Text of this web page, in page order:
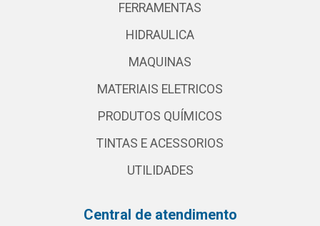
FERRAMENTAS
HIDRAULICA
MAQUINAS
MATERIAIS ELETRICOS
PRODUTOS QUÍMICOS
TINTAS E ACESSORIOS
UTILIDADES
Central de atendimento